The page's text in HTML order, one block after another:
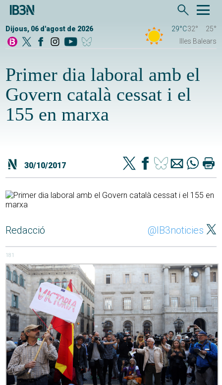
Dijous, 06 d'agost de 2026 29°C32°
25°
Illes Balears
Primer dia laboral amb el
Govern català cessat i el
155 en marxa
30/10/2017
Redacció @IB3noticies
181